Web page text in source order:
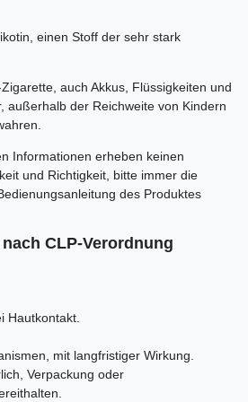
einen Stoff der sehr stark
auch Akkus, Flüssigkeiten und
außerhalb der Reichweite von Kindern
Informationen erheben keinen
und Richtigkeit, bitte immer die
des Produktes
CLP-Verordnung
Hautkontakt.
mit langfristiger Wirkung.
Verpackung oder